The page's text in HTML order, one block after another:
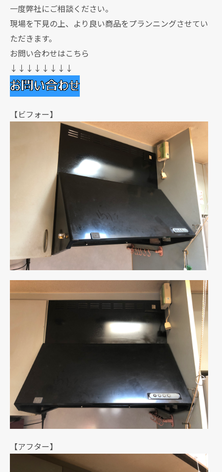
一度弊社にご相談ください。
現場を下見の上、より良い商品をプランニングさせてい
ただきます。
お問い合わせはこちら
↓↓↓↓↓↓↓↓
【ビフォー】
【アフター】